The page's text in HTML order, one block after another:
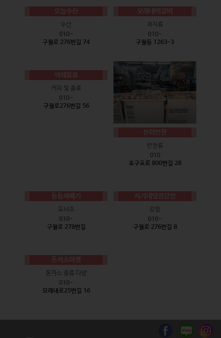
오늘수산
수산
010-
구월로 276번길 74
모래내떡갈비
과자류
010-
구월동 1263-3
까페봄봄
커피 및 음료
010-
구월로276번길 56
본미반찬
반찬류
010
호구포로 800번길 28
동동꽈배기
도너츠
010-
구월로 278번길
서기네말랑강정
강정
010-
구월로 276번길 8
돈카츠마켓
돈까스 종류 다양
010-
모래내로25번길 16